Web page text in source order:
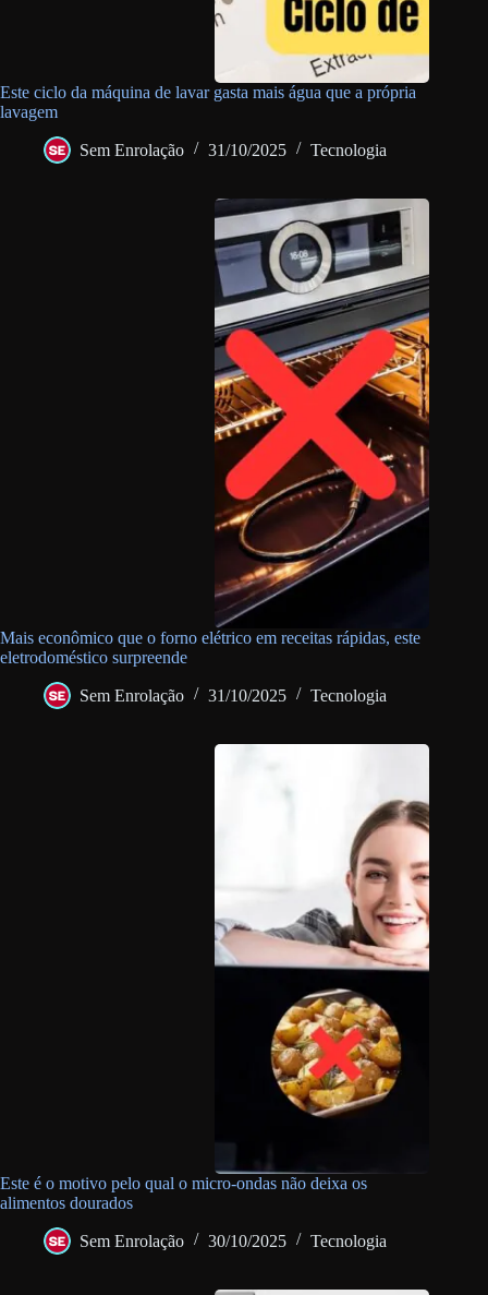
Este ciclo da máquina de lavar gasta mais água que a própria
lavagem
Sem Enrolação 31/10/2025 Tecnologia
Mais econômico que o forno elétrico em receitas rápidas, este
eletrodoméstico surpreende
Sem Enrolação 31/10/2025 Tecnologia
Este é o motivo pelo qual o micro-ondas não deixa os
alimentos dourados
Sem Enrolação 30/10/2025 Tecnologia